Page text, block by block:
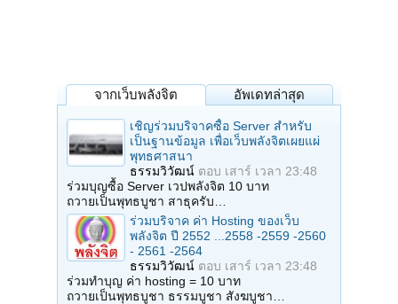
จากเว็บพลังจิต อัพเดทล่าสุด
เชิญร่วมบริจาคซื้อ Server สำหรับ
เป็นฐานข้อมูล เพื่อเว็บพลังจิตเผยแผ่
พุทธศาสนา
ธรรมวิวัฒน์ ตอบ เสาร์ เวลา 23:48
ร่วมบุญซื้อ Server เวปพลังจิต 10 บาท
ถวายเป็นพุทธบูชา สาธุครับ…
ร่วมบริจาค ค่า Hosting ของเว็บ
พลังจิต ปี 2552 ...2558 -2559 -2560
- 2561 -2564
ธรรมวิวัฒน์ ตอบ เสาร์ เวลา 23:48
ร่วมทำบุญ ค่า hosting = 10 บาท
ถวายเป็นพุทธบูชา ธรรมบูชา สังฆบูชา…